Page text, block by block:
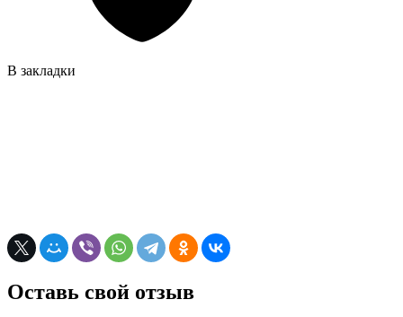
В закладки
Оставь свой отзыв